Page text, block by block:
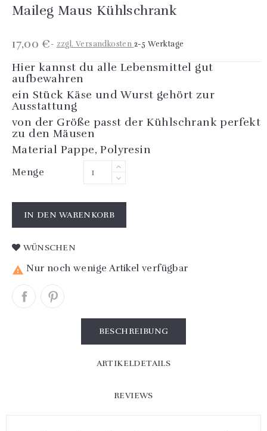
Maileg Maus Kühlschrank
17,00 € zzgl. Versandkosten 2-5 Werktage
Hier kannst du alle Lebensmittel gut
aufbewahren
ein Stück Käse und Wurst gehört zur
Ausstattung
von der Größe passt der Kühlschrank perfekt
zu den Mäusen
Material Pappe, Polyresin
Menge
IN DEN WARENKORB
WÜNSCHEN
 Nur noch wenige Artikel verfügbar
BESCHREIBUNG
ARTIKELDETAILS
REVIEWS